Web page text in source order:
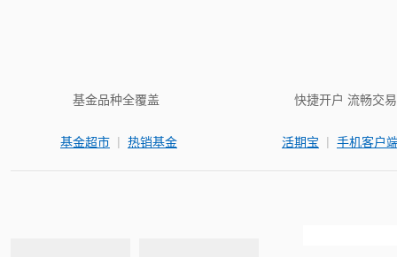
基金品种全覆盖
基金超市 | 热销基金
快捷开户 流畅交易
活期宝 | 手机客户